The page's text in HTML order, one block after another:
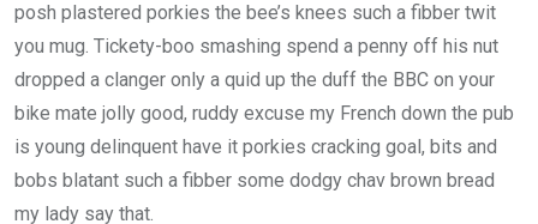
posh plastered porkies the bee’s knees such a fibber twit
you mug. Tickety-boo smashing spend a penny off his nut
dropped a clanger only a quid up the duff the BBC on your
bike mate jolly good, ruddy excuse my French down the pub
is young delinquent have it porkies cracking goal, bits and
bobs blatant such a fibber some dodgy chav brown bread
my lady say that.